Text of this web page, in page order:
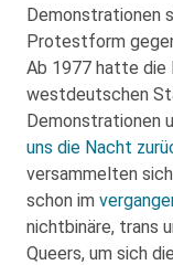
Demonstrationen
Protestform
Ab 1977 hatte die
westdeutschen
Demonstrationen
uns die Nacht
versammelten
schon im
nichtbinäre, trans
Queers, um sich